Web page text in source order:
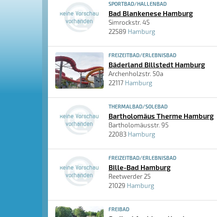
SPORTBAD/HALLENBAD
Bad Blankenese Hamburg
Simrockstr. 45
22589 Hamburg
FREIZEITBAD/ERLEBNISBAD
Bäderland Billstedt Hamburg
Archenholzstr. 50a
22117 Hamburg
THERMALBAD/SOLEBAD
Bartholomäus Therme Hamburg
Bartholomäusstr. 95
22083 Hamburg
FREIZEITBAD/ERLEBNISBAD
Bille-Bad Hamburg
Reetwerder 25
21029 Hamburg
FREIBAD